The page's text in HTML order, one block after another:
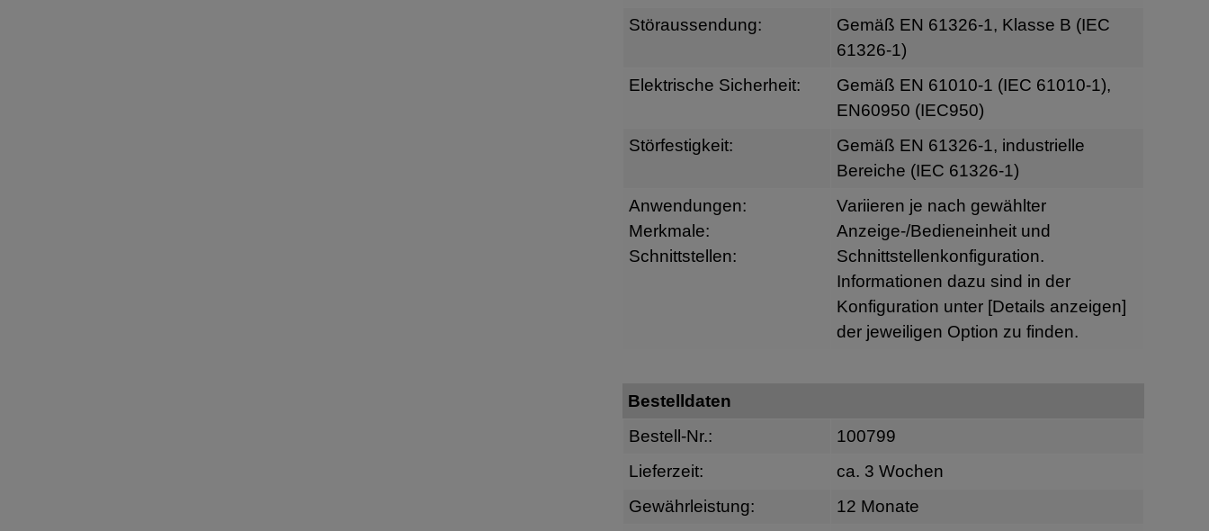
Störaussendung:
Gemäß EN 61326-1, Klasse B (IEC
61326-1)
Elektrische Sicherheit:
Gemäß EN 61010-1 (IEC 61010-1),
EN60950 (IEC950)
Störfestigkeit:
Gemäß EN 61326-1, industrielle
Bereiche (IEC 61326-1)
Anwendungen:
Merkmale:
Schnittstellen:
Variieren je nach gewählter
Anzeige-/Bedieneinheit und
Schnittstellenkonfiguration.
Informationen dazu sind in der
Konfiguration unter [Details anzeigen]
der jeweiligen Option zu finden.
Bestelldaten
Bestell-Nr.:
100799
Lieferzeit:
ca. 3 Wochen
Gewährleistung:
12 Monate